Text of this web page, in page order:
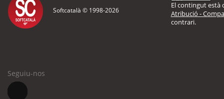
Softcatalà © 1998-2026
El contingut està
Atribució -
contrari.
Seguiu-nos